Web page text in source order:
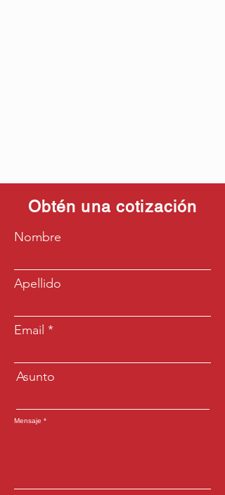
Obtén una cotización
Nombre
Apellido
Email
Asunto
Mensaje